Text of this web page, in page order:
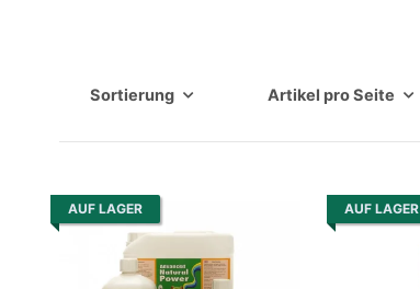
Sortierung Artikel pro Seite
AUF LAGER AUF LAGER